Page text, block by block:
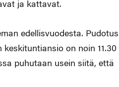
ja kattavat.
edellisvuodesta. Pudotus
on noin 11.30
puhutaan usein siitä, että